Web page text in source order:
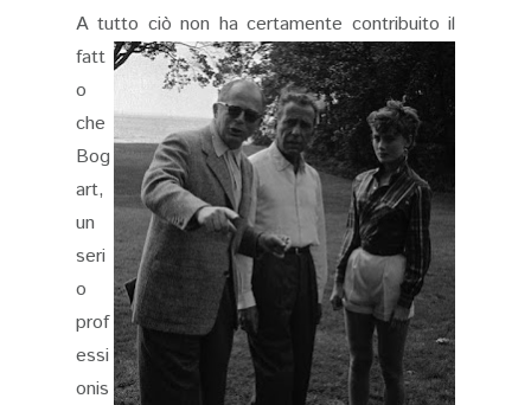
A tutto ciò non ha certamente contribuito il
fatt
o
che
Bog
art,
un
seri
o
prof
essi
onis